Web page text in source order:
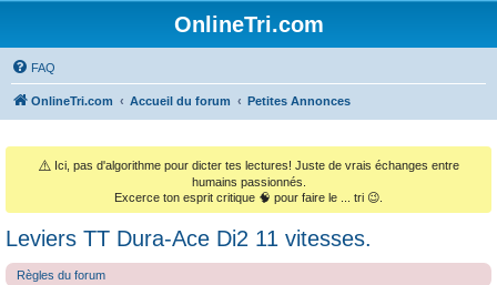
OnlineTri.com
FAQ
OnlineTri.com Accueil du forum Petites Annonces
⚠️ Ici, pas d'algorithme pour dicter tes lectures! Juste de vrais échanges entre
humains passionnés.
Excerce ton esprit critique 🧠 pour faire le ... tri 😉.
Leviers TT Dura-Ace Di2 11 vitesses.
Règles du forum